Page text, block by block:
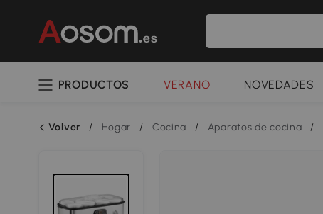
PRODUCTOS VERANO NOVEDADES
Volver / Hogar / Cocina / Aparatos de cocina /